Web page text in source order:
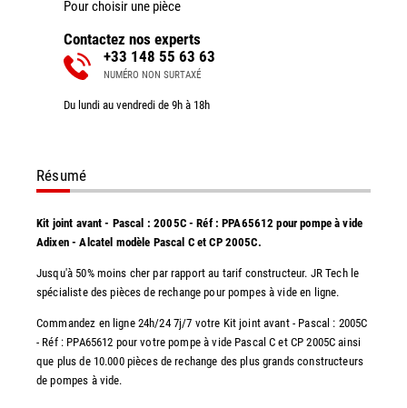
Pour choisir une pièce
Contactez nos experts
+33 148 55 63 63
NUMÉRO NON SURTAXÉ
Du lundi au vendredi de 9h à 18h
Résumé
Kit joint avant - Pascal : 2005C - Réf : PPA65612 pour pompe à vide
Adixen - Alcatel modèle Pascal C et CP 2005C.
Jusqu'à 50% moins cher par rapport au tarif constructeur. JR Tech le
spécialiste des pièces de rechange pour pompes à vide en ligne.
Commandez en ligne 24h/24 7j/7 votre Kit joint avant - Pascal : 2005C
- Réf : PPA65612 pour votre pompe à vide Pascal C et CP 2005C ainsi
que plus de 10.000 pièces de rechange des plus grands constructeurs
de pompes à vide.